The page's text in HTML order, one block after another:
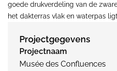
goede drukverdeling van de
het dakterras vlak en waterpas
Projectgegevens
Projectnaam
Musée des Confluences